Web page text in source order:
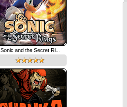
Sonic and the Secret Ri...